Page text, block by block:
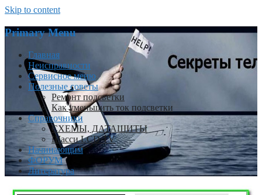
Skip to content
Primary Menu
Главная
Неисправности
Сервисное меню
Полезные советы
Ремонт подсветки
Как уменьшить ток подсветки
Справочники
СХЕМЫ, ДАТАШИТЫ
Шасси LCD TV
Начинающим
ФОРУМ
Литература